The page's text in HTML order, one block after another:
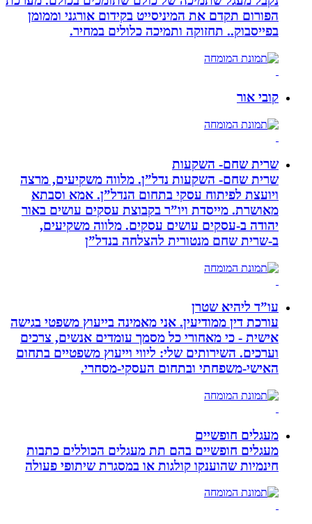
הפורום תקדם את המיניסייט בקידום אורגני וממומן
בפייסבוק.. תחזוקה ותמיכה כלולים במחיר.
קובי אור
שרית שחם- השקעות
שרית שחם- השקעות נדל”ן. מלווה משקיעים, מרצה
ויועצת לפיתוח עסקי בתחום הנדל”ן. אמא וסבתא
מאושרת. ‏מייסדת ויו”ר בקבוצת עסקים עושים באור
יהודה‏ ב-‏עסקים עושים עסקים‏. ‏מלווה משקיעים,
ב-‏שרית שחם מנטורית להצלחה בנדל”ן‏
עו”ד ליהיא שטרן
עורכת דין ממודיעין. אני מאמינה בייעוץ משפטי בגישה
אישית - כי מאחורי כל מסמך עומדים אנשים, צרכים
וערכים. השירותים שלי: ליווי וייעוץ משפטיים בתחום
האישי-משפחתי ובתחום העסקי-מסחרי.
מעגלים חופשיים
מעגלים חופשיים בהם תת מעגלים הכוללים כתבות
חינמיות שהוענקו קולגות או במסגרת שיתופי פעולה